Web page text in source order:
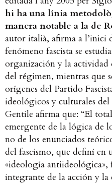
hi ha una línia
manera notable a la de
autor italià, afirma a l’inici
fenómeno fascista se
organización y la actividad
del régimen, mientras que
orígenes del Partido
ideológicos y culturales del
Gentile afirma que: “El
emergente de la lógica de
no de los enunciados
del fascismo, que definí en
«ideología antiideológica»,
integrante de la acción y